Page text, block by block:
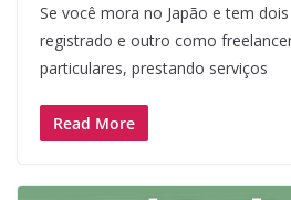
Se você mora no Japão e tem
registrado e outro como
particulares, prestando serviços
Read More